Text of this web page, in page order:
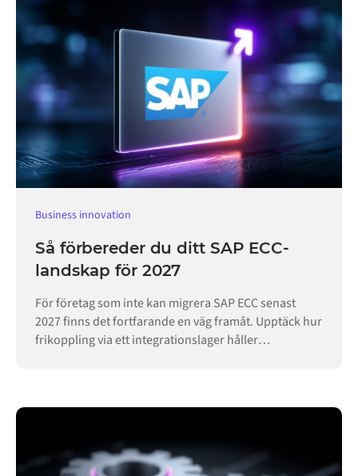
Business innovation
Så förbereder du ditt SAP ECC-
landskap för 2027
För företag som inte kan migrera SAP ECC senast
2027 finns det fortfarande en väg framåt. Upptäck hur
frikoppling via ett integrationslager håller